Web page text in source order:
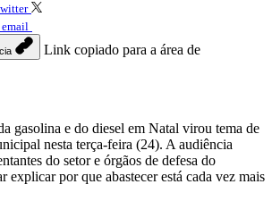
Link copiado para a área de
gasolina e do diesel em Natal virou tema de
nesta terça-feira (24). A audiência
do setor e órgãos de defesa do
explicar por que abastecer está cada vez mais